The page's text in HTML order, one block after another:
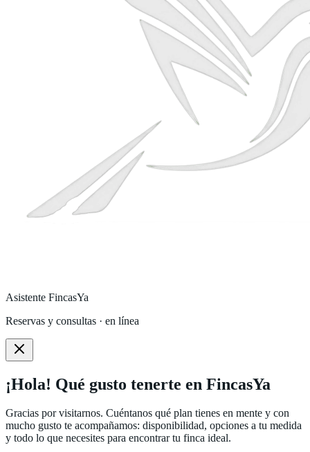
Asistente FincasYa
Reservas y consultas · en línea
¡Hola! Qué gusto tenerte en FincasYa
Gracias por visitarnos. Cuéntanos qué plan tienes en mente y con
mucho gusto te acompañamos: disponibilidad, opciones a tu medida
y todo lo que necesites para encontrar tu finca ideal.